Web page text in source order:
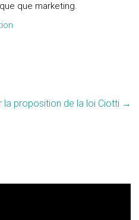
que marketing.
la proposition de la loi Ciotti →